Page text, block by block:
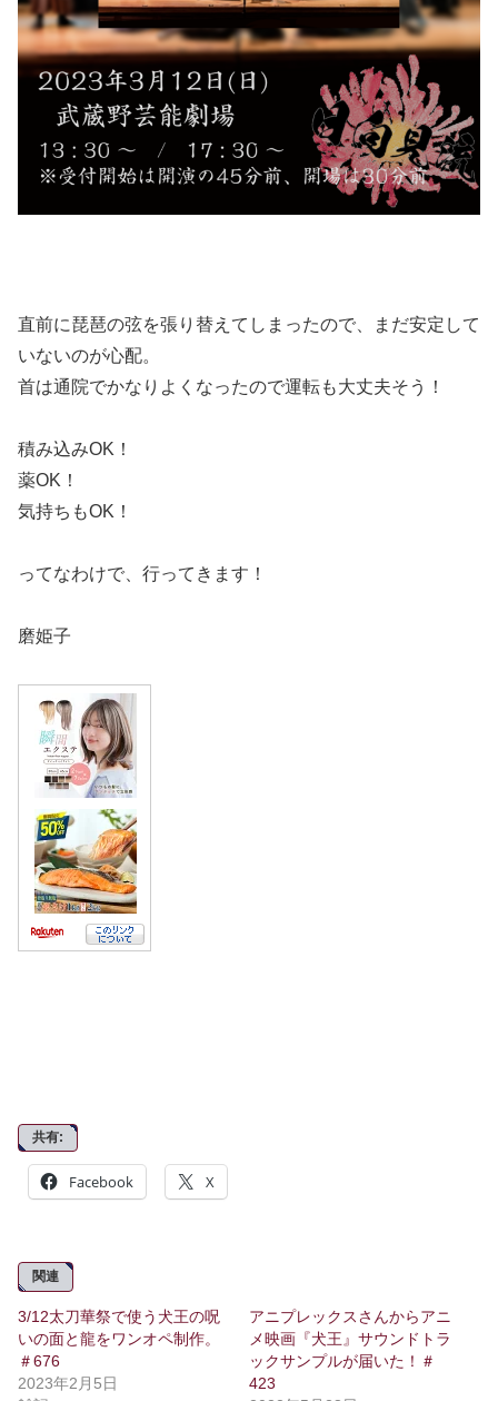
直前に琵琶の弦を張り替えてしまったので、まだ安定して
いないのが心配。
首は通院でかなりよくなったので運転も大丈夫そう！
積み込みOK！
薬OK！
気持ちもOK！
ってなわけで、行ってきます！
磨姫子
共有:
Facebook X
関連
3/12太刀華祭で使う犬王の呪
いの面と龍をワンオペ制作。
＃676
2023年2月5日
アニプレックスさんからアニ
メ映画『犬王』サウンドトラ
ックサンプルが届いた！＃
423